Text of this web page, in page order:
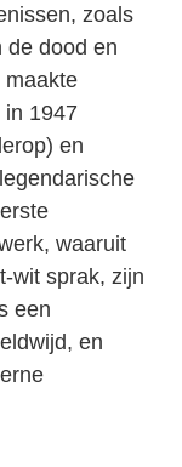
zoals
de dood en
maakte
1947
en
waaruit
wit sprak, zijn
een
en